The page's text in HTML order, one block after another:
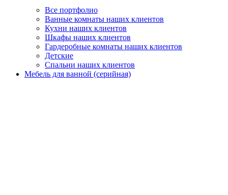
Все портфолио
Ванные комнаты наших клиентов
Кухни наших клиентов
Шкафы наших клиентов
Гардеробные комнаты наших клиентов
Детские
Спальни наших клиентов
Мебель для ванной (серийная)